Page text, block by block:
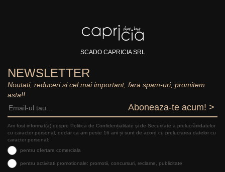
SCADO CAPRICIA SRL
NEWSLETTER
Noutati, reduceri si cel mai important, fara spam-uri, promitem
asta!!
Aboneaza-te acum! >
Am fost informat(a) despre Politica de Confidențialitate şi de Securitate a prelucrăriidatelor
cu caracter personal, declar ca am peste 16 ani și sunt de acord cu prelucrarea datelor cu
caracter personal:
pentru ofertare comerciala
pentru activitati promotionale: promotii, concursuri, reclame, publicitate